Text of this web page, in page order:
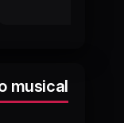
musical